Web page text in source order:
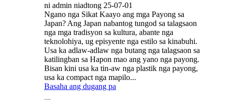
ni admin niadtong 25-07-01
Ngano nga Sikat Kaayo ang mga Payong sa
Japan? Ang Japan nabantog tungod sa talagsaon
nga mga tradisyon sa kultura, abante nga
teknolohiya, ug episyente nga estilo sa kinabuhi.
Usa ka adlaw-adlaw nga butang nga talagsaon sa
katilingban sa Hapon mao ang yano nga payong.
Bisan kini usa ka tin-aw nga plastik nga payong,
usa ka compact nga mapilo...
Basaha ang dugang pa